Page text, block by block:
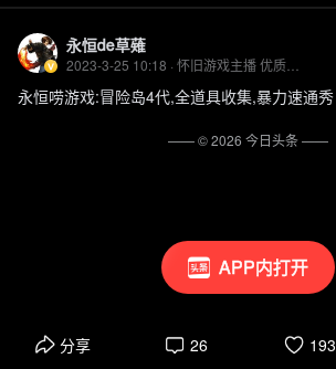
APP内打开
永恒de草薙
永恒唠游戏:冒险岛4代,全道具收集,暴力速通秀
分享 26 193
—— ©2026 今日头条——